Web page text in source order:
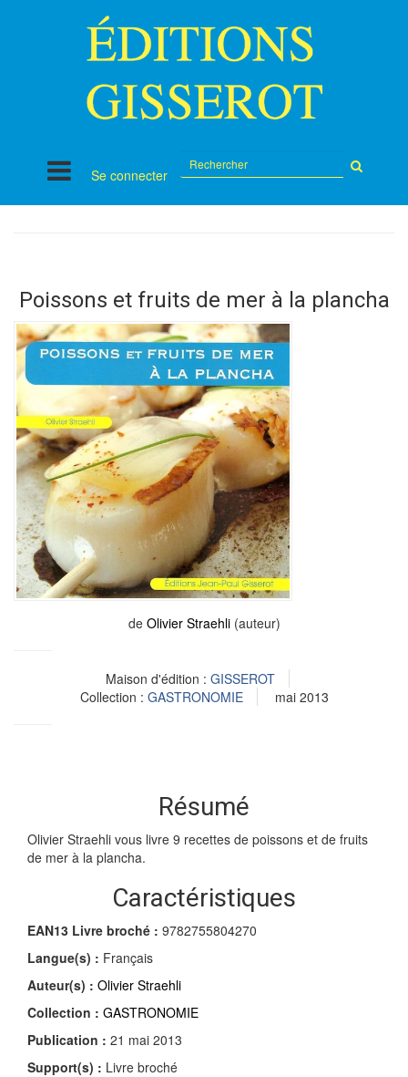
Se connecter
sur
Poissons et fruits de mer à la plancha
de Olivier Straehli(auteur)
Maison d'édition : GISSEROT
Collection : GASTRONOMIE mai 2013
Résumé
Olivier Straehli vous livre 9 recettes de poissons et de fruits
de mer à la plancha.
Caractéristiques
EAN13 Livre broché : 9782755804270
Langue(s) : Français
Auteur(s) : Olivier Straehli
Collection : GASTRONOMIE
Publication : 21 mai 2013
Support(s) : Livre broché